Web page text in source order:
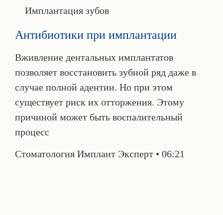
Имплантация зубов
Антибиотики при имплантации
Вживление дентальных имплантатов
позволяет восстановить зубной ряд даже в
случае полной адентии. Но при этом
существует риск их отторжения. Этому
причиной может быть воспалительный
процесс
Стоматология Имплант Эксперт 06:21